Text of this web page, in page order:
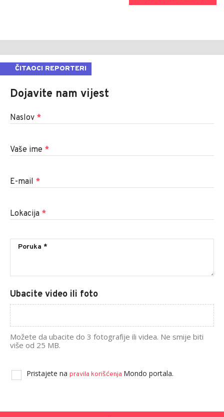
ČITAOCI REPORTERI
Dojavite nam vijest
Naslov *
Vaše ime *
E-mail *
Lokacija *
Ubacite video ili foto
Možete da ubacite do 3 fotografije ili videa. Ne smije biti
više od 25 MB.
Pristajete na pravila korišćenja Mondo portala.